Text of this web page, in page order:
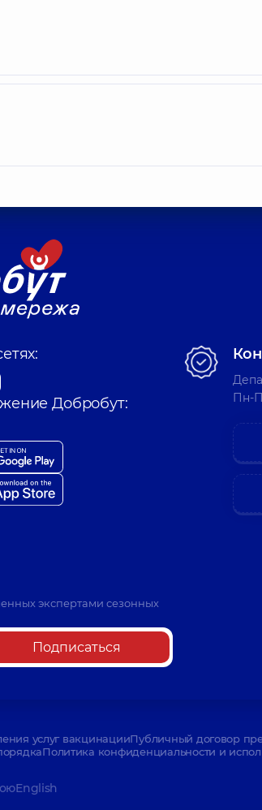
Добробут:
экспертами сезонных
Подписаться
Пн-
услуг вакцинацииПубличный договор
Политика конфиденциальности и
English